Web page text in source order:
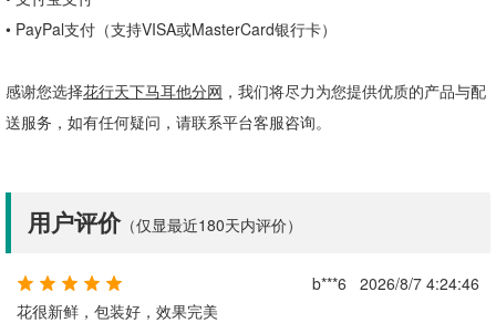
• PayPal支付（支持VISA或MasterCard银行卡）
感谢您选择花行天下马耳他分网 ，我们将尽力为您提供优质的产品与配
送服务，如有任何疑问，请联系平台客服咨询。
用户评价（仅显最近180天内评价）
b***6
2026/8/7 4:24:46
花很新鲜，包装好，效果完美